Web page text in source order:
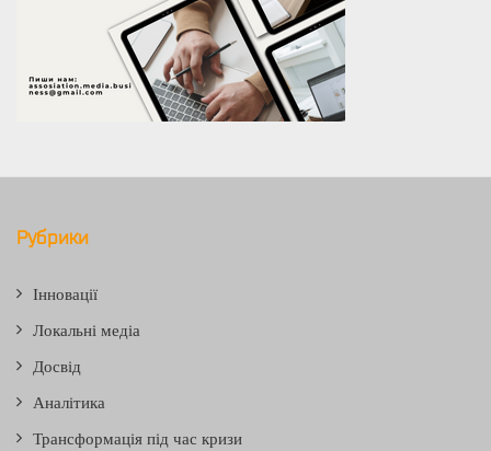
Рубрики
Інновації
Локальні медіа
Досвід
Аналітика
Трансформація під час кризи